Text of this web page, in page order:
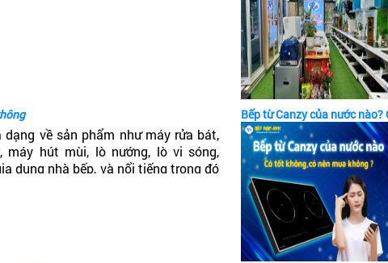
dạng về sản phẩm như máy rửa bát,
máy hút mùi, lò nướng, lò vi sóng,
dụng nhà bếp, và nổi tiếng trong đó
Bếp từ Canzy của nước nào? Có
Bếp từ Canzy của nước